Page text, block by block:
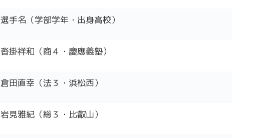
選手名（学部学年・出身高校）
沓掛祥和（商４・慶應義塾）
倉田直幸（法３・浜松西）
岩見雅紀（総３・比叡山）